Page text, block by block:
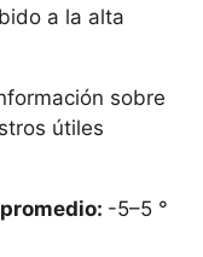
a la alta
sobre
útiles
-5–5 °